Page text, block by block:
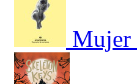
Mujer